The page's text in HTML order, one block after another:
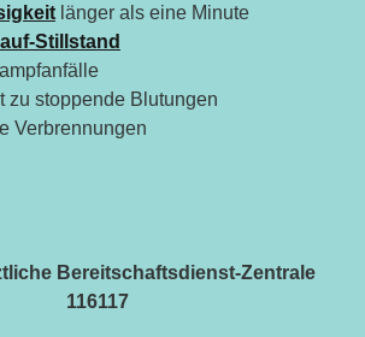
länger als eine Minute
Stillstand
zu stoppende Blutungen
Verbrennungen
Bereitschaftsdienst-Zentrale
116117